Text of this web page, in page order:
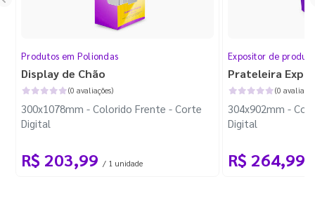
Produtos em Poliondas
Display de Chão
(0 avaliações)
300x1078mm - Colorido Frente - Corte
Digital
R$ 203,99 / 1 unidade
Expositor de
Prateleira
(0
304x902mm -
Digital
R$ 264,99